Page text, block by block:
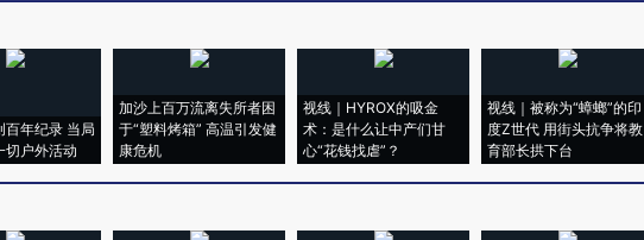
百年纪录 当局
切户外活动
加沙上百万流离失所者困
于“塑料烤箱” 高温引发健
康危机
视线｜HYROX的吸金
术：是什么让中产们甘
心“花钱找虐”？
视线｜被称为“蟑螂”的印
度Z世代 用街头抗争将教
育部长拱下台